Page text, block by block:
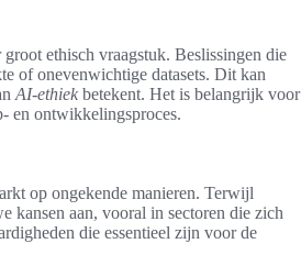
ethisch vraagstuk. Beslissingen die
of onevenwichtige datasets. Dit kan
AI-ethiek betekent. Het is belangrijk voor
en ontwikkelingsproces.
op ongekende manieren. Terwijl
kansen aan, vooral in sectoren die zich
die essentieel zijn voor de